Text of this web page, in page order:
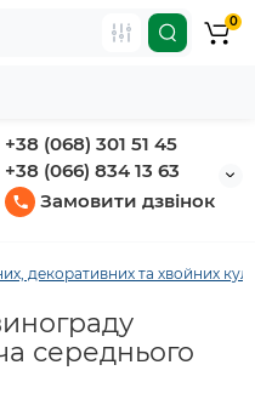
+38 (068) 301 51 45
+38 (066) 834 13 63
Замовити дзвінок
0
декоративних та хвойних
середнього